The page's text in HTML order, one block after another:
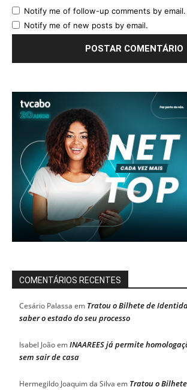
Notify me of follow-up comments by email.
Notify me of new posts by email.
COMENTÁRIOS RECENTES
Cesário Palassa em Tratou o Bilhete de
saber o estado do seu processo
Isabel JoãoemINAAREES já permite
sem sair de casa
Hermegildo Joaquim da Silva em Tratou o